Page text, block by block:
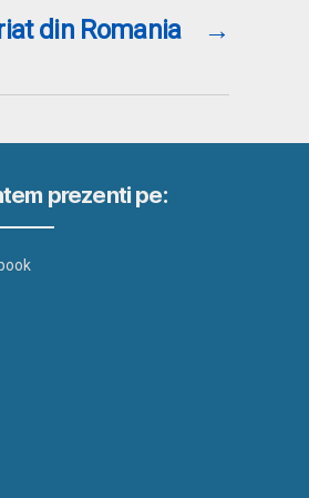
→
din Romania
prezenti pe: